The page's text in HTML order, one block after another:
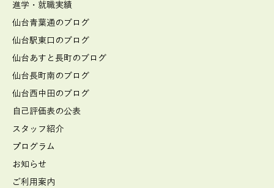
進学・就職実績
仙台青葉通のブログ
仙台駅東口のブログ
仙台あすと長町のブログ
仙台長町南のブログ
仙台西中田のブログ
自己評価表の公表
スタッフ紹介
プログラム
お知らせ
ご利用案内